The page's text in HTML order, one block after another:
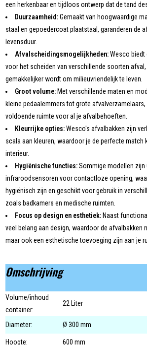
een herkenbaar en tijdloos ontwerp dat de tand
Duurzaamheid:Gemaakt van hoogwaardige
staal en gepoedercoat plaatstaal, garanderen de
levensduur.
Afvalscheidingsmogelijkheden:Wesco biedt
voor het scheiden van verschillende soorten
gemakkelijker wordt om milieuvriendelijk te leven.
Groot volume: Met verschillende maten en
kleine pedaalemmers tot grote
voldoende ruimte voor al je afvalbehoeften.
Kleurrijke opties:Wesco's afvalbakken zijn
scala aan kleuren, waardoor je de perfecte match
interieur.
Hygiënische functies:Sommige modellen zijn
infraroodsensoren voor contactloze opening,
hygiënisch zijn en geschikt voor gebruik in
zoals badkamers en medische ruimten.
Focus op design en esthetiek: Naast
veel belang aan design, waardoor de afvalbakken
maar ook een esthetische toevoeging zijn aan je
Omschrijving
Volume/inhoud
container:
22 Liter
Diameter: Ø 300 mm
Hoogte: 600 mm